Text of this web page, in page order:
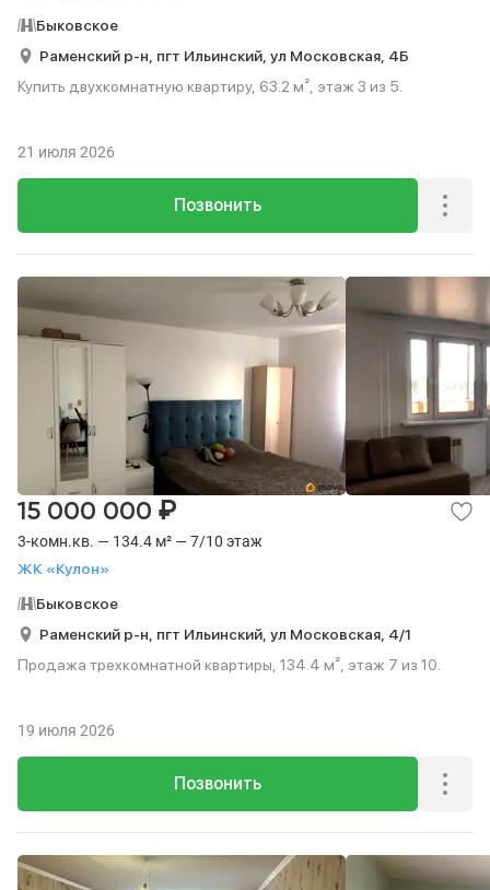
Быковское
Раменский р-н, пгт Ильинский, ул Московская, 4Б
Купить двухкомнатную квартиру, 63.2 м², этаж 3 из 5.
Позвонить
21 июля 2026
3-комн.кв. — 134.4 м² — 7/10 этаж
ЖК «Кулон»
15 000 000 ₽
Быковское
Раменский р-н, пгт Ильинский, ул Московская, 4/1
Продажа трехкомнатной квартиры, 134.4 м², этаж 7 из 10.
Позвонить
19 июля 2026